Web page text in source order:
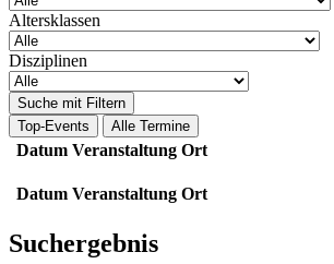
Altersklassen
Disziplinen
Suche mit Filtern
Top-Events
Alle Termine
Datum Veranstaltung Ort
Datum Veranstaltung Ort
Suchergebnis